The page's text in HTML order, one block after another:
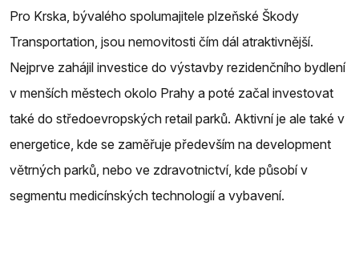
Pro Krska, bývalého spolumajitele plzeňské Škody
Transportation, jsou nemovitosti čím dál atraktivnější.
Nejprve zahájil investice do výstavby rezidenčního bydlení
v menších městech okolo Prahy a poté začal investovat
také do středoevropských retail parků. Aktivní je ale také v
energetice, kde se zaměřuje především na development
větrných parků, nebo ve zdravotnictví, kde působí v
segmentu medicínských technologií a vybavení.